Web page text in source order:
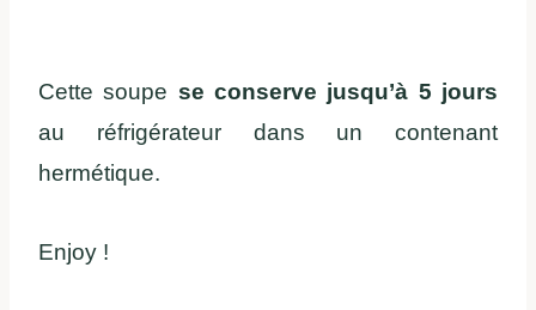
Cette soupe se conserve jusqu’à 5 jours
au réfrigérateur dans un contenant
hermétique.
Enjoy !